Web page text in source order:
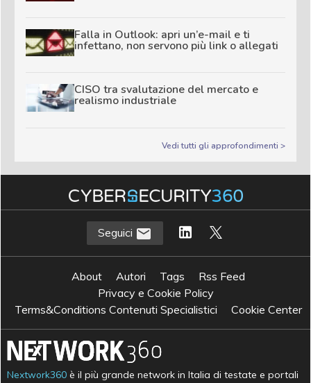
Falla in Outlook: apri un’e-mail e ti
infettano, non servono più link o allegati
CISO tra svalutazione del mercato e
realismo industriale
Vedi tutti gli approfondimenti >
Seguici
About Autori Tags
Rss Feed
Privacy e Cookie Policy
Terms&Conditions Contenuti Specialistici
Cookie Center
Nextwork360 è il più grande network in Italia di testate e portali